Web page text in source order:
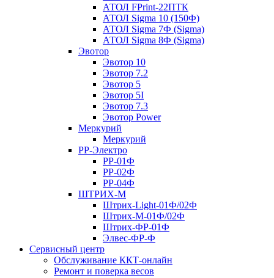
АТОЛ FPrint-22ПТК
АТОЛ Sigma 10 (150Ф)
АТОЛ Sigma 7Ф (Sigma)
АТОЛ Sigma 8Ф (Sigma)
Эвотор
Эвотор 10
Эвотор 7.2
Эвотор 5
Эвотор 5I
Эвотор 7.3
Эвотор Power
Меркурий
Меркурий
РР-Электро
РР-01Ф
РР-02Ф
РР-04Ф
ШТРИХ-М
Штрих-Light-01Ф/02Ф
Штрих-М-01Ф/02Ф
Штрих-ФР-01Ф
Элвес-ФР-Ф
Сервисный центр
Обслуживание ККТ-онлайн
Ремонт и поверка весов